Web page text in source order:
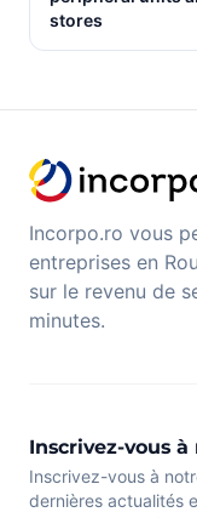
stores
Incorpo.ro vous
entreprises en
sur le revenu de
minutes.
Inscrivez-vous
Inscrivez-vous à
dernières actualités